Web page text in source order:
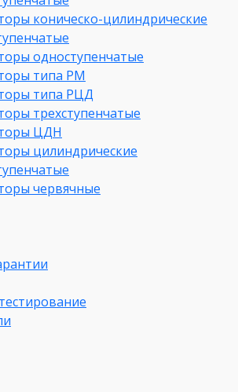
коническо-цилиндрические
одноступенчатые
типа РМ
типа РЦД
трехступенчатые
ЦДН
цилиндрические
червячные